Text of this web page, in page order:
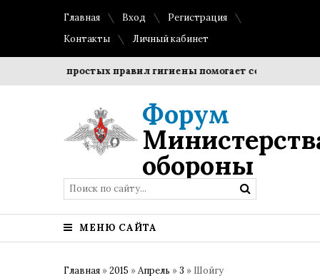
Главная Вход
Регистрация
Контакты
Личный кабинет
простых правил гигиены помогает сохранить
Форум
обороны
МЕНЮ САЙТА
Главная »2015 »Апрель »3 » Шойгу